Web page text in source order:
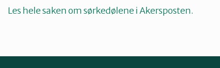
Les hele saken om sørkedølene i Akersposten.